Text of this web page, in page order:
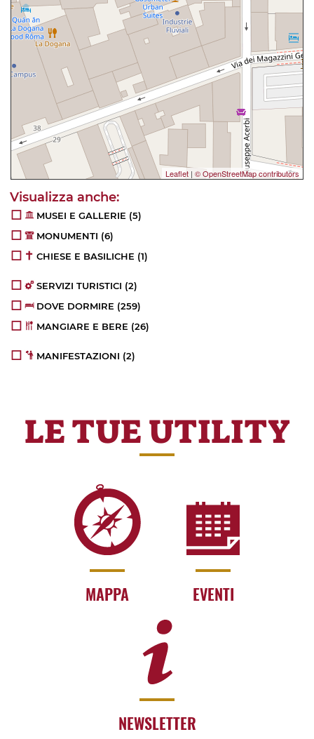
Leaflet | © OpenStreetMap contributors
MUSEI E GALLERIE (5)
MONUMENTI (6)
CHIESE E BASILICHE (1)
SERVIZI TURISTICI (2)
DOVE DORMIRE (259)
MANGIARE E BERE (26)
MANIFESTAZIONI (2)
LE TUE UTILITY
MAPPA EVENTI
NEWSLETTER